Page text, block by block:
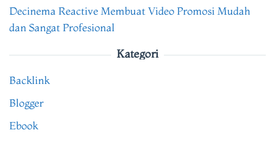
Decinema Reactive Membuat Video Promosi Mudah
dan Sangat Profesional
Kategori
Backlink
Blogger
Ebook